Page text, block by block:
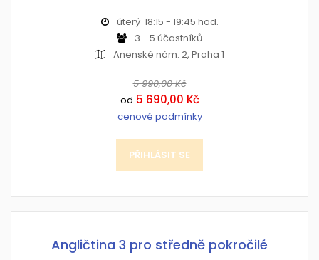
úterý 18:15 - 19:45 hod.
3 - 5 účastníků
Anenské nám. 2, Praha 1
5 990,00 Kč
od 5 690,00 Kč
cenové podmínky
PŘIHLÁSIT SE
Angličtina 3 pro středně pokročilé